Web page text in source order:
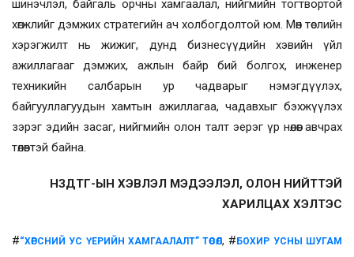
шинэчлэл, байгаль орчны хамгаалал, нийгмийн тогтвортой
хөгжлийг дэмжих стратегийн ач холбогдолтой юм. Мөн төслийн
хэрэгжилт нь жижиг, дунд бизнесүүдийн хэвийн үйл
ажиллагааг дэмжих, ажлын байр бий болгох, инженер
техникийн салбарын ур чадварыг нэмэгдүүлэх,
байгууллагуудын хамтын ажиллагаа, чадавхыг бэхжүүлэх
зэрэг эдийн засаг, нийгмийн олон талт эерэг үр нөлөөг авчрах
төлөвтэй байна.
НЗДТГ-ЫН ХЭВЛЭЛ МЭДЭЭЛЭЛ, ОЛОН НИЙТТЭЙ
ХАРИЛЦАХ ХЭЛТЭС
#“ХӨРСНИЙ УС ҮЕРИЙН ХАМГААЛАЛТ” ТӨСӨЛ, # БОХИР УСНЫ ШУГАМ